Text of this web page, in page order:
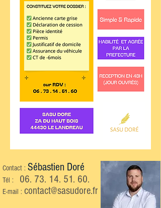
Contact : Sébastien Doré
Tél : 06. 73. 14. 51. 60.
E-mail : contact@sasudore.fr